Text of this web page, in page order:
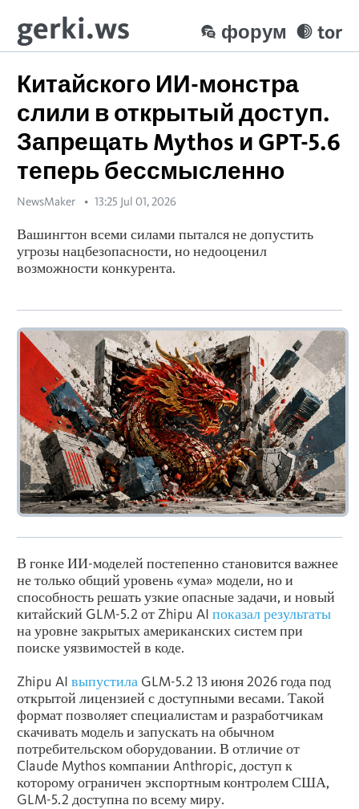
gerki.ws tor
форум
Китайского ИИ-монстра
слили в открытый доступ.
Запрещать Mythos и GPT-5.6
теперь бессмысленно
NewsMaker 13:25 Jul 01, 2026
Вашингтон всеми силами пытался не допустить
угрозы нацбезопасности, но недооценил
возможности конкурента.
В гонке ИИ-моделей постепенно становится важнее
не только общий уровень «ума» модели, но и
способность решать узкие опасные задачи, и новый
китайский GLM-5.2 от Zhipu AI показал результаты
на уровне закрытых американских систем при
поиске уязвимостей в коде.
Zhipu AI выпустила GLM-5.2 13 июня 2026 года под
открытой лицензией с доступными весами. Такой
формат позволяет специалистам и разработчикам
скачивать модель и запускать на обычном
потребительском оборудовании. В отличие от
Claude Mythos компании Anthropic, доступ к
которому ограничен экспортным контролем США,
GLM-5.2 доступна по всему миру.